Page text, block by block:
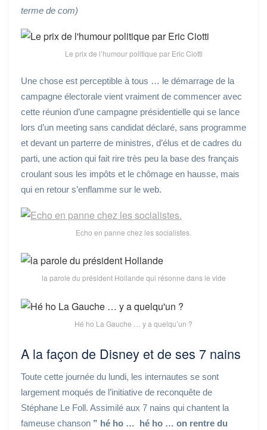
terme de com)
Le prix de l’humour politique par Eric Ciotti
Une chose est perceptible à tous … le démarrage de la
campagne électorale vient vraiment de commencer avec
cette réunion d’une campagne présidentielle qui se lance
lors d’un meeting sans candidat déclaré, sans programme
et devant un parterre de ministres, d’élus et de cadres du
parti, une action qui fait rire très peu la base des français
croulant sous les impôts et le chômage en hausse, mais
qui en retour s’enflamme sur le web.
Echo en panne chez les socialistes.
la parole du président Hollande qui résonne dans le vide
Hé ho La Gauche … y a quelqu’un ?
A la façon de Disney et de ses 7 nains
Toute cette journée du lundi, les internautes se sont
largement moqués de l’initiative de reconquête de
Stéphane Le Foll. Assimilé aux 7 nains qui chantent la
fameuse chanson ” hé ho … hé ho … on rentre du